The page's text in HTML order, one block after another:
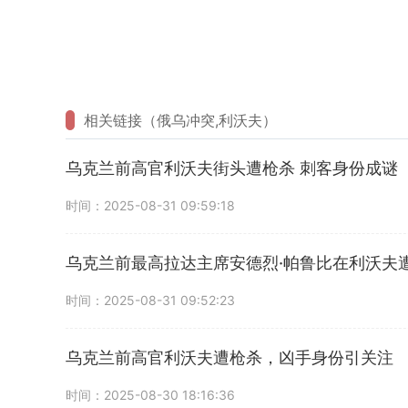
相关链接（俄乌冲突,利沃夫）
乌克兰前高官利沃夫街头遭枪杀 刺客身份成谜
时间：2025-08-31 09:59:18
乌克兰前最高拉达主席安德烈·帕鲁比在利沃夫
时间：2025-08-31 09:52:23
乌克兰前高官利沃夫遭枪杀，凶手身份引关注
时间：2025-08-30 18:16:36